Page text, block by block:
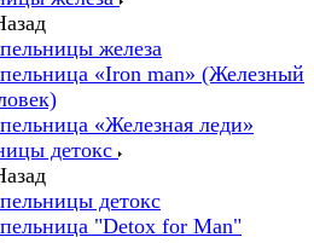
железа
«Iron man» (Железный
«Железная леди»
детокс
детокс
"Detox for Man"